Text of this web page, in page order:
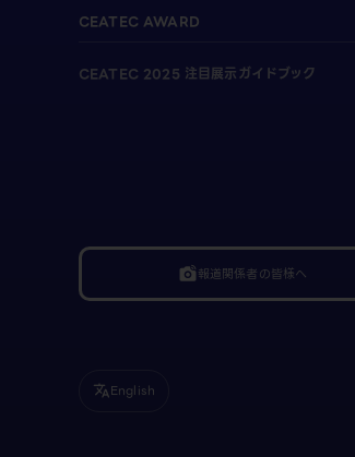
CEATEC AWARD
CEATEC 2025 注目展示ガイドブック
linked_camera報道関係者の皆様へ
translateEnglish